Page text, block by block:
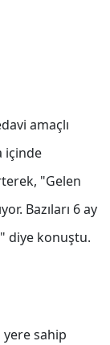
amaçlı
içinde
"Gelen
Bazıları 6 ay
diye konuştu.
yere sahip